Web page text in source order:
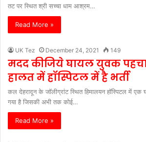
तट पर स्थित श्री सच्चा धाम आश्रम…
Read More »
UK Tez December 24, 2021 149
मदद कीजिये घायल युवक
हालत में हॉस्पिटल में है भर्ती
कल देहरादून के जॉलीग्रांट स्थित हिमालयन हॉस्पिटल में एक
गया है जिसकी अभी तक कोई…
Read More »